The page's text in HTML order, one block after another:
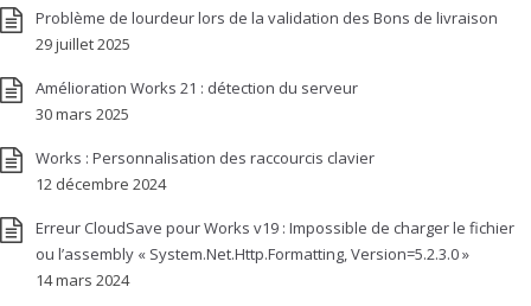
Problème de lourdeur lors de la validation des Bons de livraison
29 juillet 2025
Amélioration Works 21 : détection du serveur
30 mars 2025
Works : Personnalisation des raccourcis clavier
12 décembre 2024
Erreur CloudSave pour Works v19 : Impossible de charger le fichier
ou l’assembly « System.Net.Http.Formatting, Version=5.2.3.0 »
14 mars 2024